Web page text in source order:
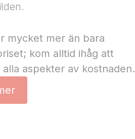
mycket mer än bara
kom alltid ihåg att
alla aspekter av kostnaden.